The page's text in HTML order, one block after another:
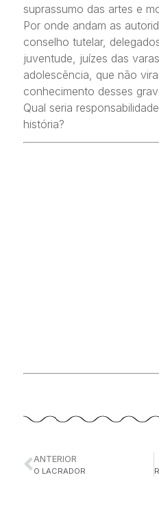
suprassumo das artes e
Por onde andam as
conselho tutelar,
juventude, juízes das
adolescência, que não
conhecimento desses
Qual seria
história?
ANTERIOR
O LACRADOR